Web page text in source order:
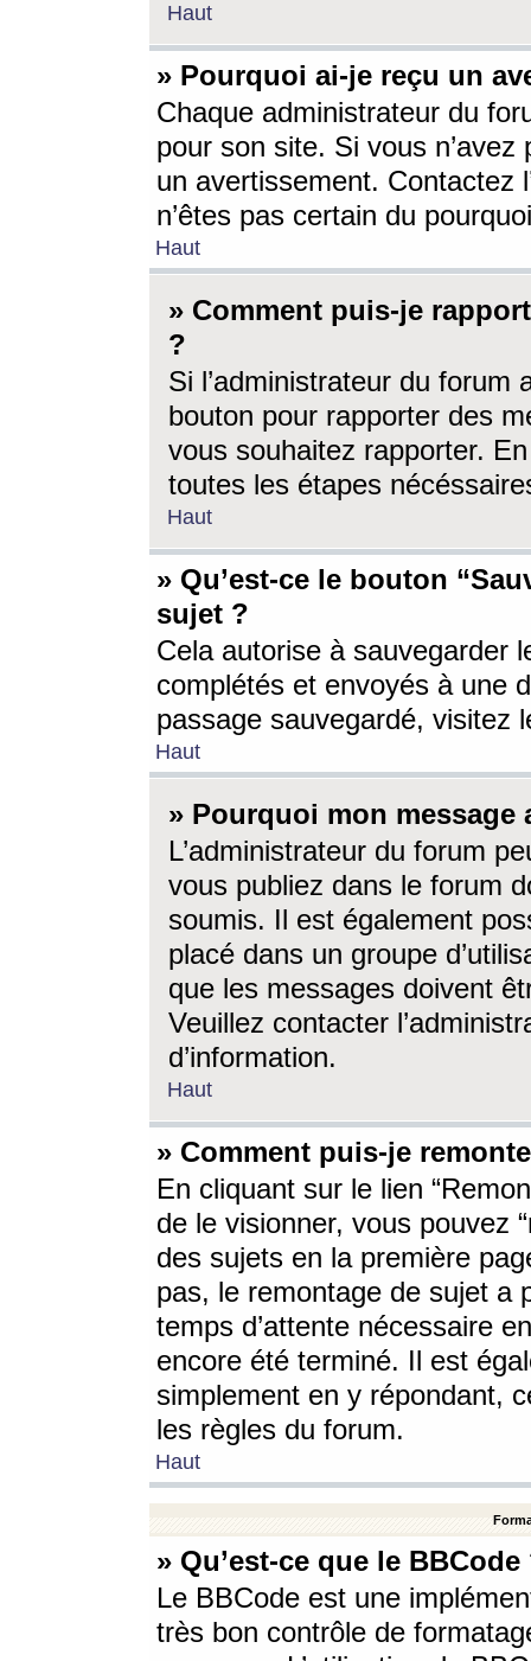
Haut
» Pourquoi ai-je reçu un
Chaque administrateur du
pour son site. Si vous
un avertissement. Contactez
n’êtes pas certain du
Haut
» Comment puis-je
?
Si l’administrateur du forum
bouton pour rapporter des
vous souhaitez rapporter.
toutes les étapes
Haut
» Qu’est-ce le bouton
sujet ?
Cela autorise à sauvegarder
complétés et envoyés à une
passage sauvegardé, visitez
Haut
» Pourquoi mon message
L’administrateur du forum
vous publiez dans le forum
soumis. Il est également
placé dans un groupe
que les messages doivent
Veuillez contacter
d’information.
Haut
» Comment puis-je
En cliquant sur le lien
de le visionner, vous pouvez
des sujets en la première
pas, le remontage de sujet a
temps d’attente nécessaire
encore été terminé. Il est
simplement en y répondant,
les règles du forum.
Haut
» Qu’est-ce que le BBCode
Le BBCode est une
très bon contrôle de